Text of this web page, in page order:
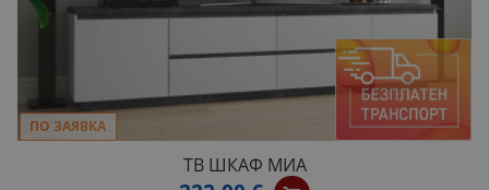
ПО ЗАЯВКА
ТВ ШКАФ МИА